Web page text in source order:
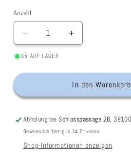
Anzahl
Verringere
die
Menge
Granola
Original&quot;
Erhöhe
die
Bio-
Hafer
Granola
Original&quot;
15 AUF LAGER
In den
Abholung beiSchlosspassage 26,
Gewöhnlich fertig in 24 Stunden
Shop-Informationen anzeigen